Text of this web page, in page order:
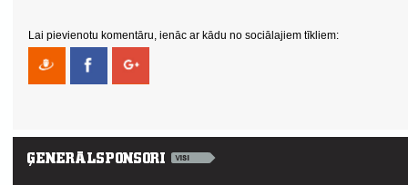
Lai pievienotu komentāru, ienāc ar kādu no sociālajiem tīkliem: